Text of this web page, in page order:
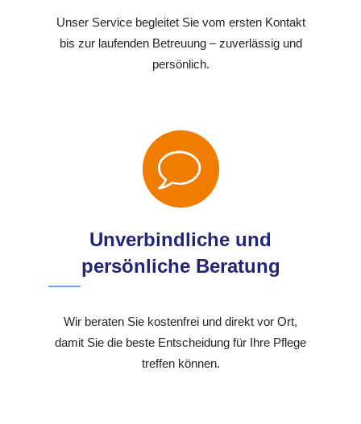
Unser Service begleitet Sie vom ersten Kontakt
bis zur laufenden Betreuung – zuverlässig und
persönlich.
Unverbindliche und
persönliche Beratung
Wir beraten Sie kostenfrei und direkt vor Ort,
damit Sie die beste Entscheidung für Ihre Pflege
treffen können.